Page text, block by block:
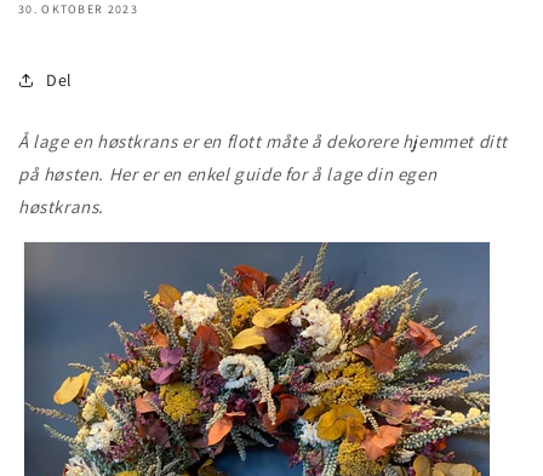
30. OKTOBER 2023
Del
Å lage en høstkrans er en flott måte å dekorere hjemmet ditt
på høsten. Her er en enkel guide for å lage din egen
høstkrans.